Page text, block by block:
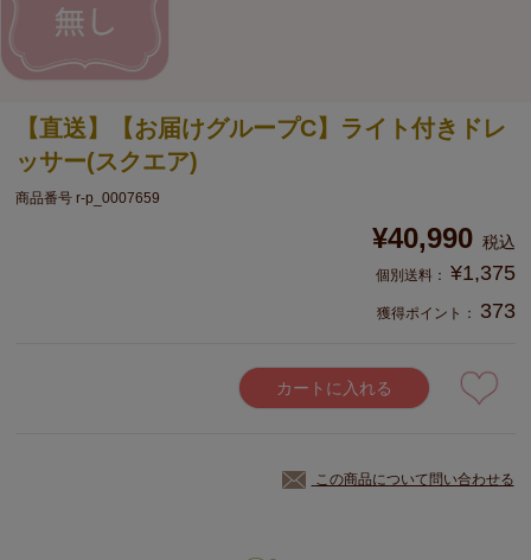
【直送】【お届けグループC】ライト付きドレ
ッサー(スクエア)
商品番号 r-p_0007659
¥40,990 税込
¥1,375
獲得ポイント： 373
カートに入れる
この商品について問い合わせる